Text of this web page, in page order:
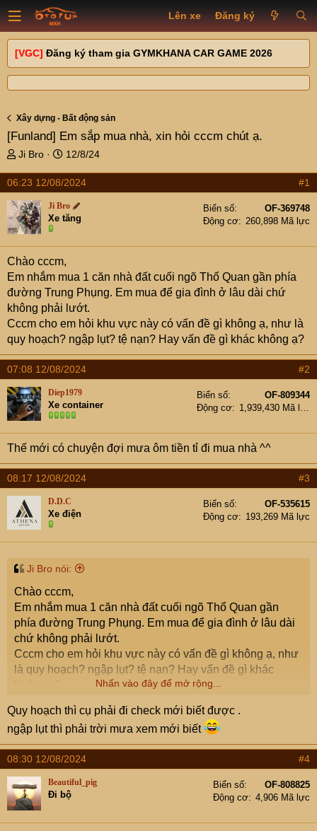
Lên xe Đăng ký
[VGC] Đăng ký tham gia GYMKHANA CAR GAME 2026
Xây dựng - Bất động sản
[Funland] Em sắp mua nhà, xin hỏi cccm chút ạ.
T
r
e
a
d
s
t
a
r
t
e
r
Ji Bro
N
à
y
g
ử
12/8/24
06:23 12/08/2024 #1
Ji Bro
Xe tăng
Biển số
OF-369748
Động cơ
260,898 Mã lực
Chào cccm,
Em nhắm mua 1 căn nhà đất cuối ngõ Thổ Quan gần phía
đường Trung Phụng. Em mua để gia đình ở lâu dài chứ
không phải lướt.
Cccm cho em hỏi khu vực này có vấn đề gì không ạ, như là
quy hoạch? ngập lụt? tệ nạn? Hay vấn đề gì khác không ạ?
07:08 12/08/2024 #2
Diep1979
Xe container
Biển số
OF-809344
Động cơ
1,939,430 Mã lực
Thế mới có chuyện đợi mưa ôm tiền tỉ đi mua nhà ^^
08:17 12/08/2024 #3
D.D.C
Xe điện
Biển số
OF-535615
Động cơ
193,269 Mã lực
Ji Bro nói:
Chào cccm,
Em nhắm mua 1 căn nhà đất cuối ngõ Thổ Quan gần
phía đường Trung Phụng. Em mua để gia đình ở lâu dài
chứ không phải lướt.
Cccm cho em hỏi khu vực này có vấn đề gì không ạ, như
là quy hoạch? ngập lụt? tệ nạn? Hay vấn đề gì khác
Nhấn vào đây để mở rộng...
Quy hoạch thì cụ phải đi check mới biết được .
ngập lụt thì phải trời mưa xem mới biết
08:30 12/08/2024 #4
Beautiful_pig
Đi bộ
Biển số
OF-808825
Động cơ
4,906 Mã lực